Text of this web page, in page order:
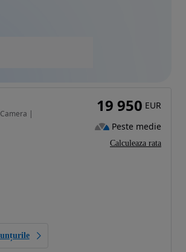
| 19 950 EUR
Peste medie
Calculeaza rata